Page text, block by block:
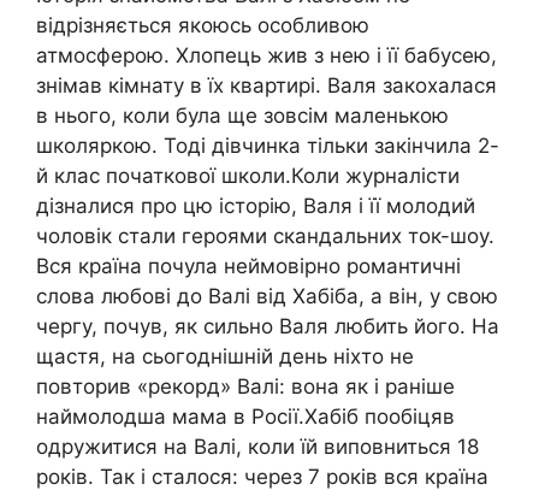
відрізняється якоюсь особливою
атмосферою. Хлопець жив з нею і її бабусею,
знімав кімнату в їх квартирі. Валя закохалася
в нього, коли була ще зовсім маленькою
школяркою. Тоді дівчинка тільки закінчила 2-
й клас початкової школи.Коли журналісти
дізналися про цю історію, Валя і її молодий
чоловік стали героями скандальних ток-шоу.
Вся країна почула неймовірно романтичні
слова любові до Валі від Хабіба, а він, у свою
чергу, почув, як сильно Валя любить його. На
щастя, на сьогоднішній день ніхто не
повторив «рекорд» Валі: вона як і раніше
наймолодша мама в Росії.Хабіб пообіцяв
одружитися на Валі, коли їй виповниться 18
років. Так і сталося: через 7 років вся країна